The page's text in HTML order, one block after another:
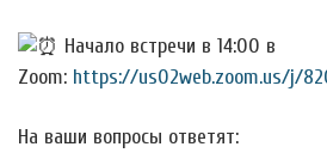
Начало встречи в 14:00 в
Zoom: https://us02web.zoom.us/j/
На ваши вопросы ответят: